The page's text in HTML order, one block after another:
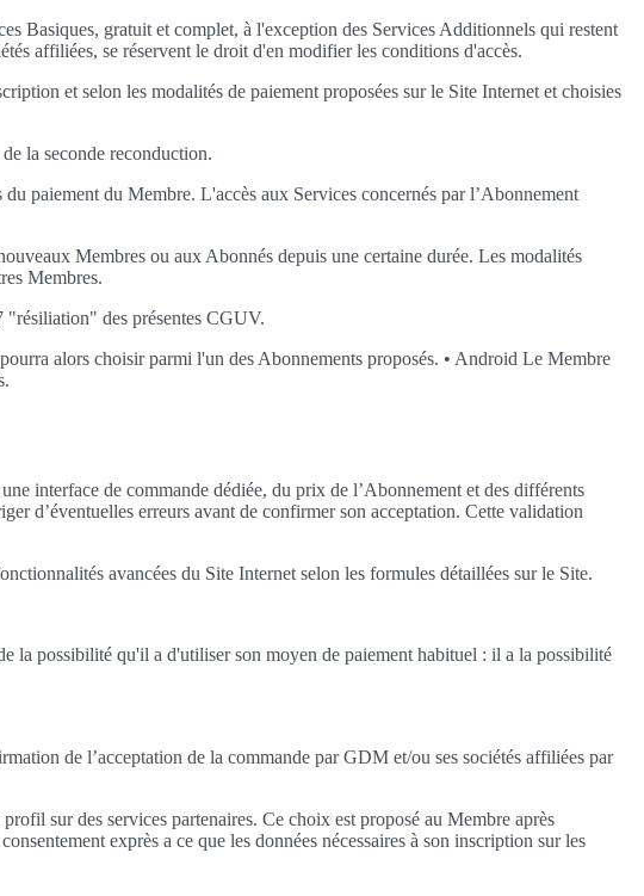
Basiques, gratuit et complet, à l'exception des Services Additionnels qui restent
affiliées, se réservent le droit d'en modifier les conditions d'accès.
et selon les modalités de paiement proposées sur le Site Internet et choisies
la seconde reconduction.
paiement du Membre. L'accès aux Services concernés par l’Abonnement
Membres ou aux Abonnés depuis une certaine durée. Les modalités
Membres.
"résiliation" des présentes CGUV.
alors choisir parmi l'un des Abonnements proposés. • Android Le Membre
interface de commande dédiée, du prix de l’Abonnement et des différents
d’éventuelles erreurs avant de confirmer son acceptation. Cette validation
avancées du Site Internet selon les formules détaillées sur le Site.
la possibilité qu'il a d'utiliser son moyen de paiement habituel : il a la possibilité
de l’acceptation de la commande par GDM et/ou ses sociétés affiliées par
sur des services partenaires. Ce choix est proposé au Membre après
exprès a ce que les données nécessaires à son inscription sur les